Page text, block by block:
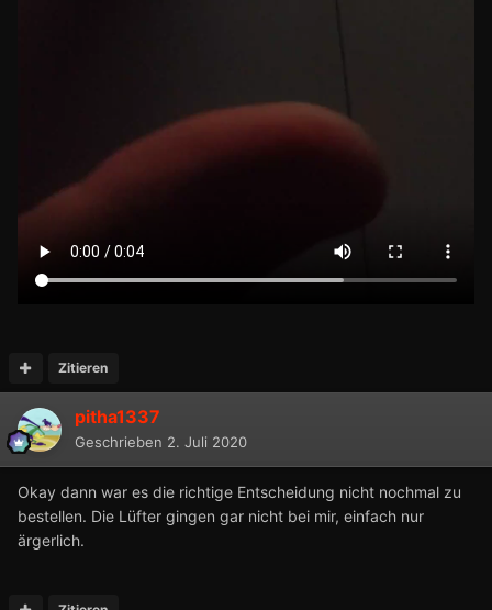
Zitieren
pitha1337
Geschrieben 2. Juli 2020
Okay dann war es die richtige Entscheidung nicht nochmal zu
bestellen. Die Lüfter gingen gar nicht bei mir, einfach nur
ärgerlich.